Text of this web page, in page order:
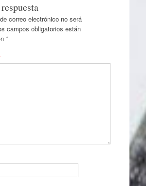
correo electrónico no será
campos obligatorios están
*